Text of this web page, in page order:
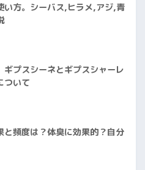
い方。シーバス,ヒラメ,アジ,青
ギプスシーネとギプスシャーレ
ついて
と頻度は？体臭に効果的？自分